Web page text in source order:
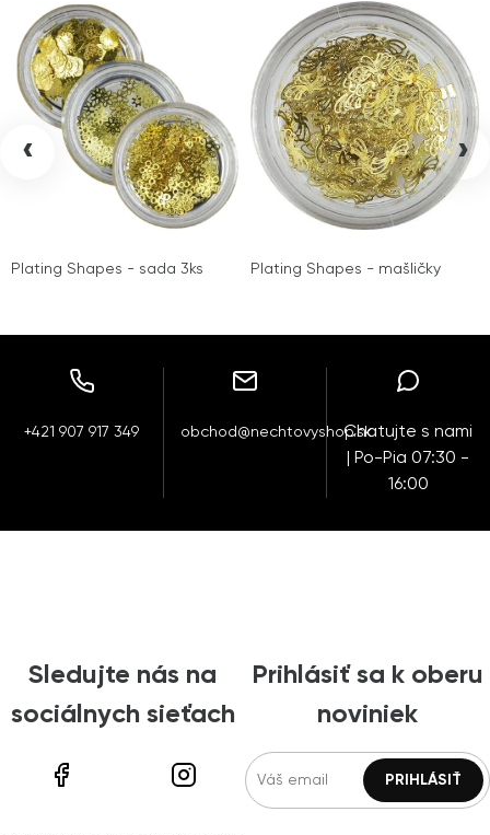
Plating Shapes - sada 3ks Plating Shapes - mašličky
‹ ›
+421 907 917 349 obchod@nechtovyshop.skChatujte s nami
| Po-Pia 07:30 -
16:00
Sledujte nás na
sociálnych sieťach
Prihlásiť sa k oberu
noviniek